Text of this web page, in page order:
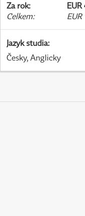
Za rok:
Celkem: EUR
Jazyk studia:
Česky, Anglicky